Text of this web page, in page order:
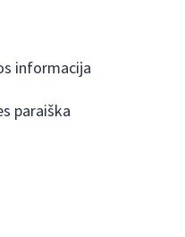
informacija
paraiška